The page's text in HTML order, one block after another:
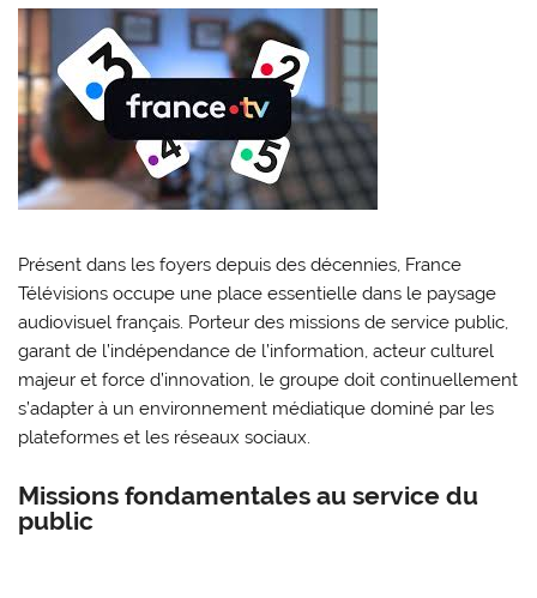
Présent dans les foyers depuis des décennies, France
Télévisions occupe une place essentielle dans le paysage
audiovisuel français. Porteur des missions de service public,
garant de l’indépendance de l’information, acteur culturel
majeur et force d’innovation, le groupe doit continuellement
s’adapter à un environnement médiatique dominé par les
plateformes et les réseaux sociaux.
Missions fondamentales au service du
public